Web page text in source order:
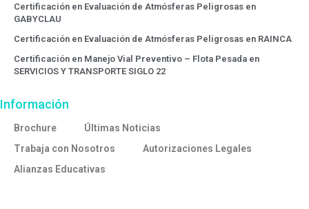
Certificación en Evaluación de Atmósferas Peligrosas en
GABYCLAU
Certificación en Evaluación de Atmósferas Peligrosas en RAINCA
Certificación en Manejo Vial Preventivo – Flota Pesada en
SERVICIOS Y TRANSPORTE SIGLO 22
Información
Brochure
Últimas Noticias
Trabaja con Nosotros
Autorizaciones Legales
Alianzas Educativas